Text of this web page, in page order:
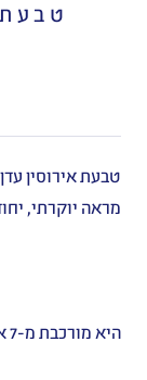
טבעתאירוסין עדן
מראה יוקרתי,
היא מורכבת מ-7